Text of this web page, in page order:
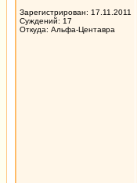
Зарегистрирован: 17.11.2011
Суждений: 17
Откуда: Альфа-Центавра